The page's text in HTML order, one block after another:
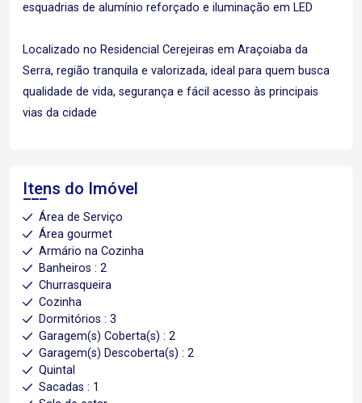
esquadrias de alumínio reforçado e iluminação em LED
Localizado no Residencial Cerejeiras em Araçoiaba da
Serra, região tranquila e valorizada, ideal para quem busca
qualidade de vida, segurança e fácil acesso às principais
vias da cidade
Itens do Imóvel
Área de Serviço
Área gourmet
Armário na Cozinha
Banheiros : 2
Churrasqueira
Cozinha
Dormitórios : 3
Garagem(s) Coberta(s) : 2
Garagem(s) Descoberta(s) : 2
Quintal
Sacadas : 1